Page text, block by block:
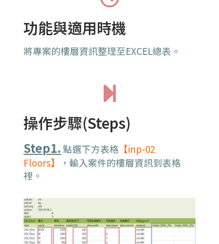
功能與適用時機
將專案的樓層資訊整理至EXCEL總表。
操作步驟(Steps)
Step1. 點選下方表格 【inp-02
Floors】
，輸入案件的樓層資訊到表格
裡。